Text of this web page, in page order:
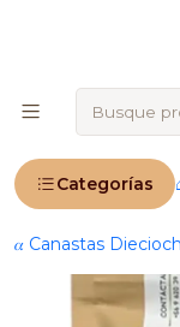
Categorías
𝛼 Canastas
Chocolate